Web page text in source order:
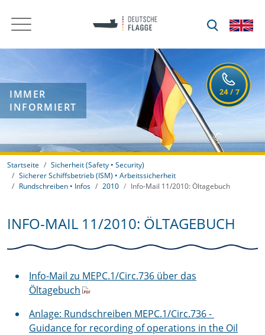
IMMER
INFORMIERT
Startseite
Sicherheit (Safety • Security)
Sicherer Schiffsbetrieb (ISM) • Arbeitssicherheit
Rundschreiben • Infos
2010 Info-Mail 11/2010: Öltagebuch
INFO-MAIL 11/2010: ÖLTAGEBUCH
Info-Mail zu MEPC.1/Circ.736 über das
Öltagebuch
Anlage: Rundschreiben MEPC.1/Circ.736 -
Guidance for recording of operations in the Oil